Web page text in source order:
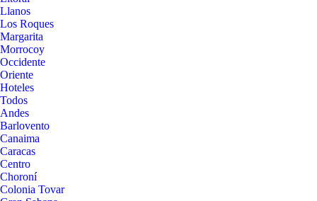
Llanos
Los Roques
Margarita
Morrocoy
Occidente
Oriente
Hoteles
Todos
Andes
Barlovento
Canaima
Caracas
Centro
Choroní
Colonia Tovar